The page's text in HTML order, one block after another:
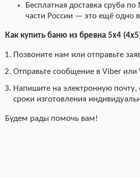
Бесплатная доставка сруба
части России — это ещё одно
Как купить баню из бревна 5х4
Позвоните нам или отправьте
Отправьте сообщение в Viber
Напишите на электронную
сроки изготовления
Будем рады помочь вам!